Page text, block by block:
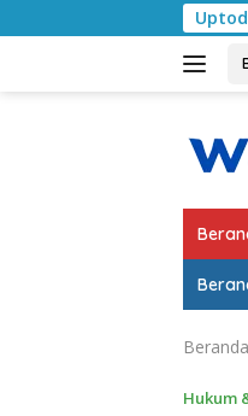
ke
Beranda
Hukum